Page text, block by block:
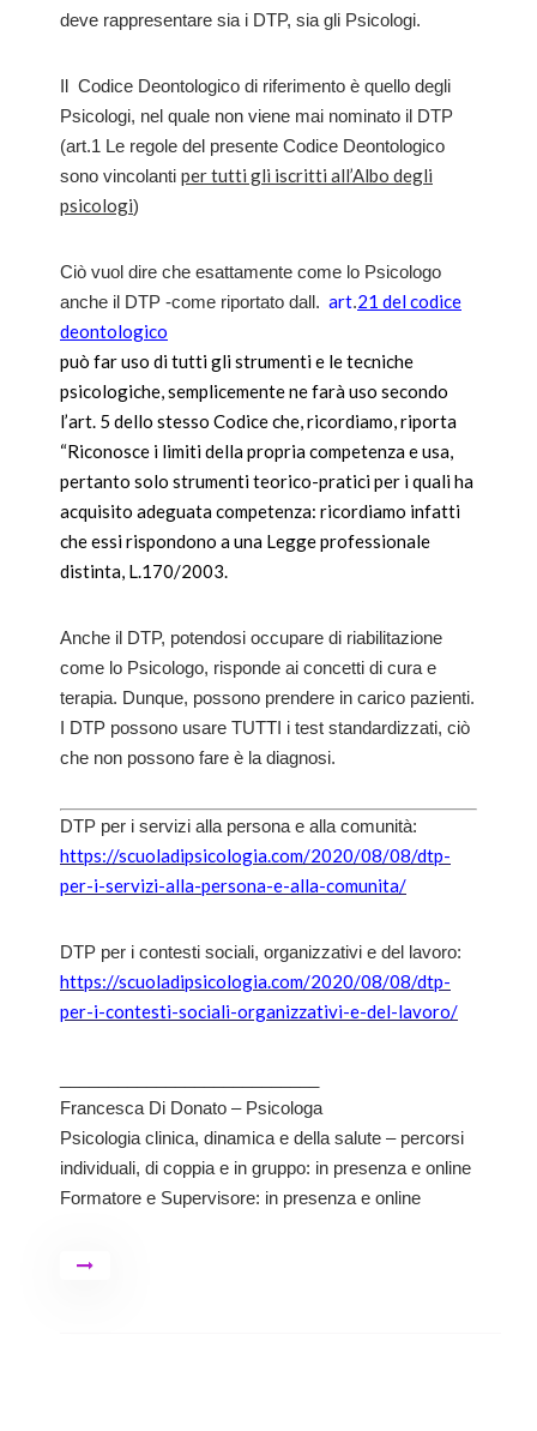
deve rappresentare sia i DTP, sia gli Psicologi.
Il Codice Deontologico di riferimento è quello degli
Psicologi, nel quale non viene mai nominato il DTP
(art.1 Le regole del presente Codice Deontologico
sono vincolanti per tutti gli iscritti all’Albo degli
psicologi)
Ciò vuol dire che esattamente come lo Psicologo
anche il DTP -come riportato dall. art.21 del codice
deontologico
può far uso di tutti gli strumenti e le tecniche
psicologiche, semplicemente ne farà uso secondo
l’art. 5 dello stesso Codice che, ricordiamo, riporta
“Riconosce i limiti della propria competenza e usa,
pertanto solo strumenti teorico-pratici per i quali ha
acquisito adeguata competenza: ricordiamo infatti
che essi rispondono a una Legge professionale
distinta, L.170/2003.
Anche il DTP, potendosi occupare di riabilitazione
come lo Psicologo, risponde ai concetti di cura e
terapia. Dunque, possono prendere in carico pazienti.
I DTP possono usare TUTTI i test standardizzati, ciò
che non possono fare è la diagnosi.
DTP per i servizi alla persona e alla comunità:
https://scuoladipsicologia.com/2020/08/08/dtp-
per-i-servizi-alla-persona-e-alla-comunita/
DTP per i contesti sociali, organizzativi e del lavoro:
https://scuoladipsicologia.com/2020/08/08/dtp-
per-i-contesti-sociali-organizzativi-e-del-lavoro/
Francesca Di Donato – Psicologa
Psicologia clinica, dinamica e della salute – percorsi
individuali, di coppia e in gruppo: in presenza e online
Formatore e Supervisore: in presenza e online